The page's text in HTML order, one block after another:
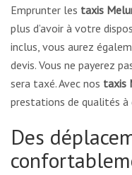
Emprunter les taxis
plus d’avoir à votre
inclus, vous aurez
devis. Vous ne payerez
sera taxé. Avec nos taxis
prestations de qualités à
Des